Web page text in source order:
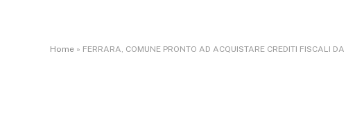
Home » FERRARA, COMUNE PRONTO AD ACQUISTARE CREDITI FISCALI